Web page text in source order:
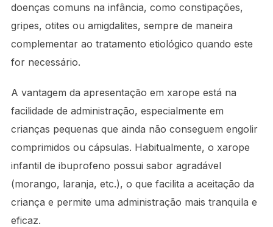
doenças comuns na infância, como constipações,
gripes, otites ou amigdalites, sempre de maneira
complementar ao tratamento etiológico quando este
for necessário.
A vantagem da apresentação em xarope está na
facilidade de administração, especialmente em
crianças pequenas que ainda não conseguem engolir
comprimidos ou cápsulas. Habitualmente, o xarope
infantil de ibuprofeno possui sabor agradável
(morango, laranja, etc.), o que facilita a aceitação da
criança e permite uma administração mais tranquila e
eficaz.